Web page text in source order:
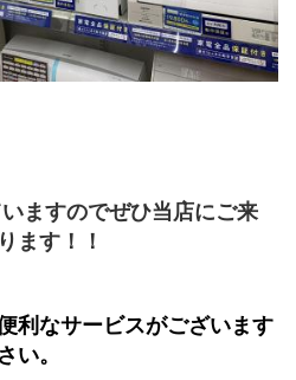
ますのでぜひ当店にご来
ます！！
利なサービスがございます
い。